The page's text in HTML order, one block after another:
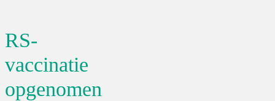
RS-
vaccinatie
opgenomen